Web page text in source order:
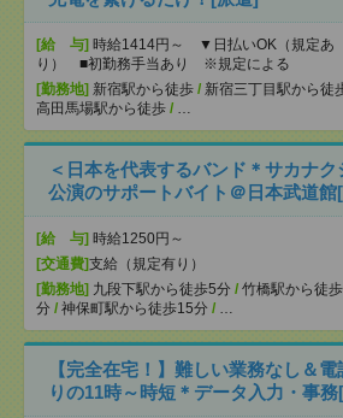
[給 与] 時給1414円～ ▼日払いOK（規定あ
り） ■初勤務手当あり ※規定による
[勤務地] 新宿駅から徒歩 / 新宿三丁目駅から徒
高田馬場駅から徒歩 / …
＜日本を代表するバンド＊サカナ
公演のサポートバイト＠日本武道館
[給 与] 時給1250円～
[交通費]支給（規定有り）
[勤務地] 九段下駅から徒歩5分 / 竹橋駅から徒
分 / 神保町駅から徒歩15分 / …
【完全在宅！】難しい業務なし＆電
りの11時～時短＊データ入力・事